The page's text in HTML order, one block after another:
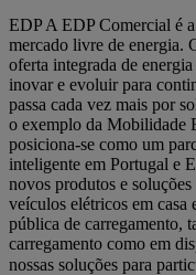
EDP A EDP Comercial é
mercado livre de energia.
oferta integrada de
inovar e evoluir para
passa cada vez mais por
o exemplo da Mobilidade
posiciona-se como um
inteligente em Portugal e
novos produtos e
veículos elétricos em casa
pública de carregamento,
carregamento como em
nossas soluções para